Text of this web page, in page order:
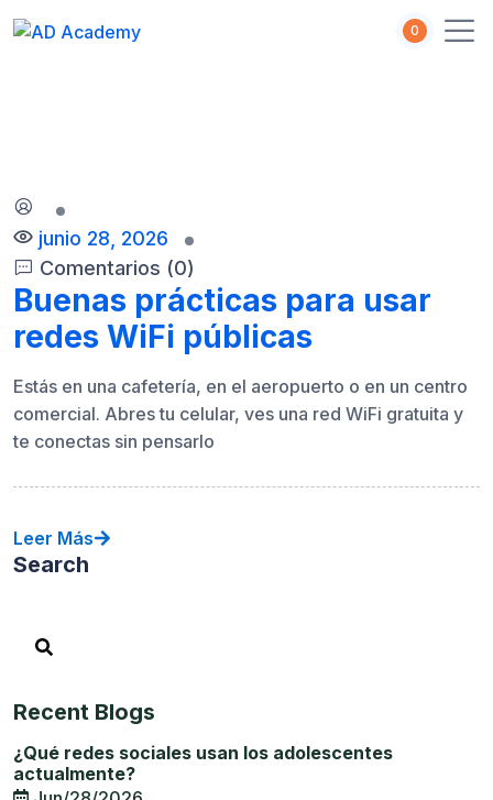
0
junio 28, 2026
Comentarios (0)
Buenas prácticas para usar
redes WiFi públicas
Estás en una cafetería, en el aeropuerto o en un centro
comercial. Abres tu celular, ves una red WiFi gratuita y
te conectas sin pensarlo
Leer Más
Search
Recent Blogs
¿Qué redes sociales usan los adolescentes
actualmente?